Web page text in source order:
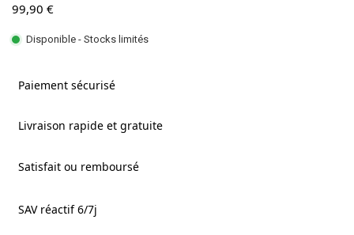
99,90 €
Disponible - Stocks limités
Paiement sécurisé
Livraison rapide et gratuite
Satisfait ou remboursé
SAV réactif 6/7j